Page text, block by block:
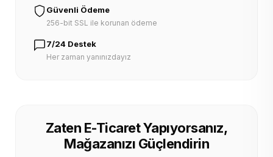
Güvenli Ödeme
256-bit SSL ile korunan ödeme
7/24 Destek
Her zaman yanınızdayız
Zaten E-Ticaret Yapıyorsanız,
Mağazanızı Güçlendirin